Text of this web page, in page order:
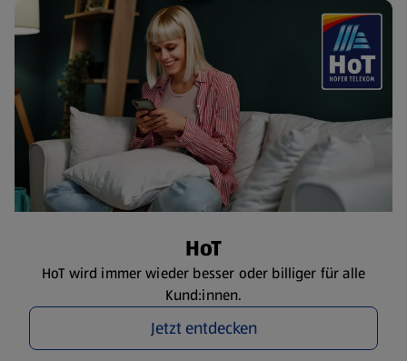
HoT
HoT wird immer wieder besser oder billiger für alle
Kund:innen.
Jetzt entdecken